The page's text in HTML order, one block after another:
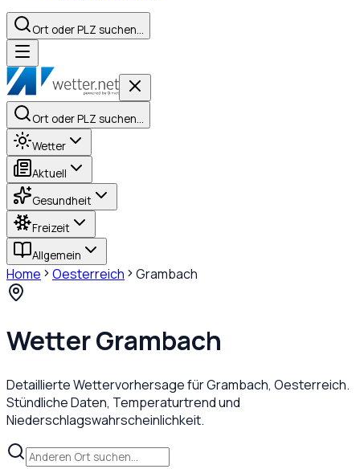
Ort oder PLZ suchen…
Ort oder PLZ suchen…
Wetter
Aktuell
Gesundheit
Freizeit
Allgemein
Home Oesterreich Grambach
WetterGrambach
Detaillierte Wettervorhersage fürGrambach, Oesterreich.
Stündliche Daten, Temperaturtrend und
Niederschlagswahrscheinlichkeit.